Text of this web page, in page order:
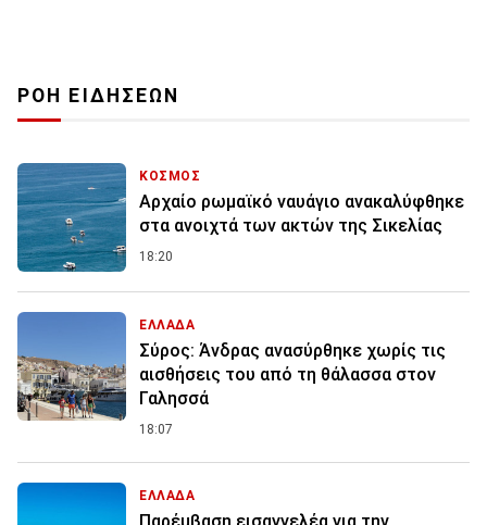
ΡΟΗ ΕΙΔΗΣΕΩΝ
ΚΟΣΜΟΣ
Αρχαίο ρωμαϊκό ναυάγιο ανακαλύφθηκε
στα ανοιχτά των ακτών της Σικελίας
18:20
ΕΛΛΑΔΑ
Σύρος: Άνδρας ανασύρθηκε χωρίς τις
αισθήσεις του από τη θάλασσα στον
Γαλησσά
18:07
ΕΛΛΑΔΑ